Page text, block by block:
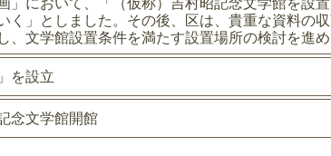
く」としました。その後、区は、貴重な資料の
、文学館設置条件を満たす設置場所の検討を進め
を設立
念文学館開館